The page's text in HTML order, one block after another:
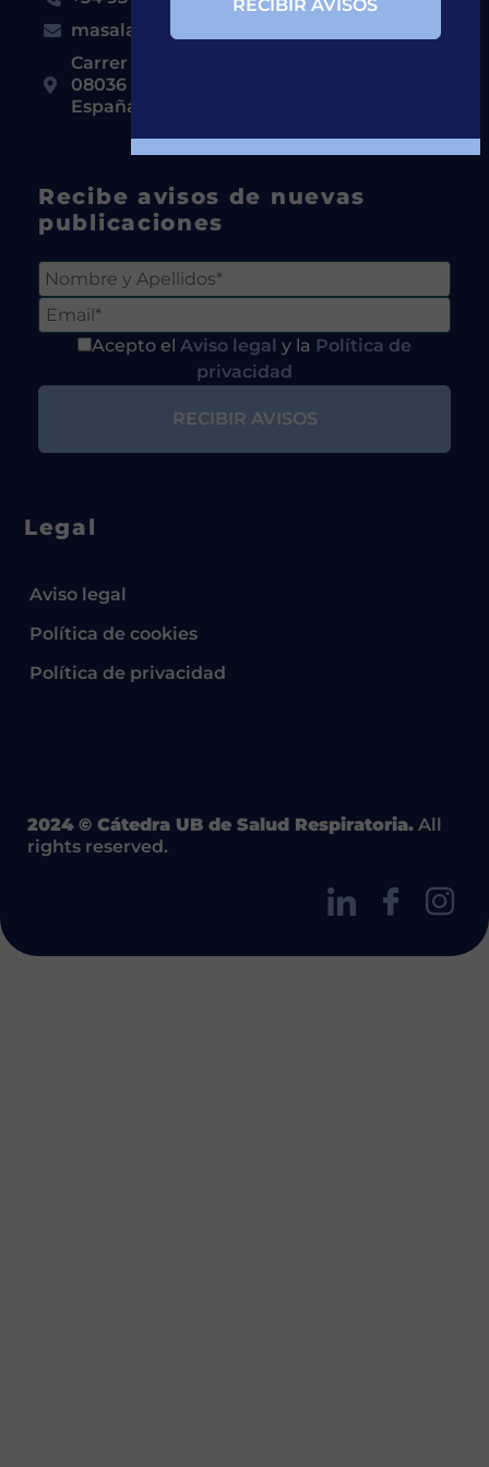
masalas@clinic.cat
Carrer de Casanova, 143,
08036 Barcelona, Cataluña
España
Recibe avisos de nuevas
publicaciones
Acepto el Aviso legal y la Política de
privacidad
Legal
Aviso legal
Política de cookies
Política de privacidad
2024 © Cátedra UB de Salud Respiratoria. All
rights reserved.